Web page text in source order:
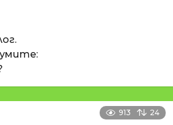
913 24